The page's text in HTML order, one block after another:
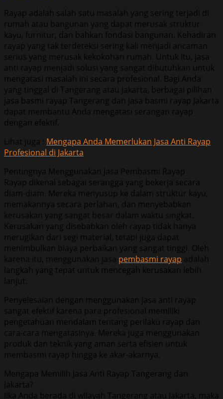
Rayap adalah salah satu masalah yang sering terjadi di
rumah atau bangunan yang dapat merusak struktur
kayu, furnitur, dan bahkan fondasi bangunan. Kehadiran
rayap yang tak terdeteksi sering kali menjadi ancaman
serius yang merusak kekokohan rumah. Untuk itu, jasa
anti rayap menjadi solusi yang sangat dibutuhkan untuk
mengatasi masalah ini secara profesional. Bagi Anda
yang tinggal di Tangerang atau Jakarta, berbagai pilihan
jasa basmi rayap Tangerang dan jasa basmi rayap Jakarta
dapat membantu Anda mengatasi serangan rayap
dengan efektif.
Lihat juga : Mengapa Anda Memerlukan Jasa Anti Rayap
Profesional di Jakarta
Pentingnya Menggunakan Jasa Pembasmi Rayap
Rayap dikenal sebagai serangga yang bekerja secara
diam-diam. Mereka menyusup ke dalam struktur kayu,
memakannya secara perlahan, dan menyebabkan
kerusakan yang sangat besar dalam waktu singkat.
Kerusakan yang disebabkan oleh rayap tidak hanya
merugikan dari segi material, tetapi juga dapat
menimbulkan biaya perbaikan yang sangat tinggi. Oleh
karena itu, menggunakan jasa pembasmi rayap adalah
langkah yang tepat untuk mencegah kerusakan lebih
lanjut.
Penyelesaian dengan menggunakan jasa anti rayap
sangat efektif karena para profesional memiliki
pengetahuan mendalam tentang perilaku rayap dan
cara-cara mengatasinya. Mereka juga menggunakan
produk dan teknik yang aman serta efisien untuk
membasmi rayap hingga ke akar-akarnya.
Mengapa Memilih Jasa Anti Rayap Tangerang dan
Jakarta?
Jika Anda berada di wilayah Tangerang atau Jakarta, maka